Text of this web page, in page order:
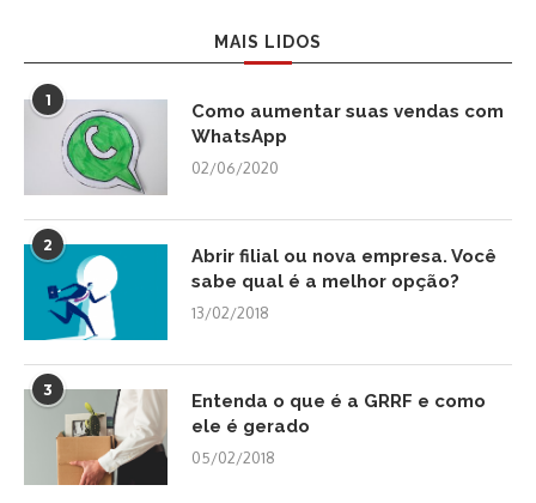
MAIS LIDOS
1
Como aumentar suas vendas com
WhatsApp
02/06/2020
2
Abrir filial ou nova empresa. Você
sabe qual é a melhor opção?
13/02/2018
3
Entenda o que é a GRRF e como
ele é gerado
05/02/2018